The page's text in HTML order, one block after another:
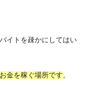
イトを疎かにしてはい
金を稼ぐ場所です。